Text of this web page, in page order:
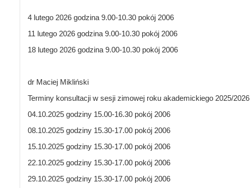
4 lutego 2026 godzina 9.00-10.30 pokój 2006
11 lutego 2026 godzina 9.00-10.30 pokój 2006
18 lutego 2026 godzina 9.00-10.30 pokój 2006
dr Maciej Mikliński
Terminy konsultacji w sesji zimowej roku akademickiego 2025/2026
04.10.2025 godziny 15.00-16.30 pokój 2006
08.10.2025 godziny 15.30-17.00 pokój 2006
15.10.2025 godziny 15.30-17.00 pokój 2006
22.10.2025 godziny 15.30-17.00 pokój 2006
29.10.2025 godziny 15.30-17.00 pokój 2006